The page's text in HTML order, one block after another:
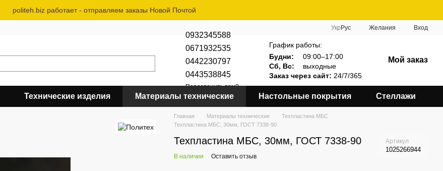
politeh.biz работает - отправляем заказы Новой Почтой
Укр Рус Желания Вход
0932345588
0671932535
0442230797
0443538845
Перезвонить вам?
График работы:
Будни:
09:00–17:00
Сб, Вс:
выходные
Заказ через сайт: 24/7/365
Мой заказ
Технические изделия Материалы технические Настольные покрытия Стеллажи
Главная Материалы технические
Техпластина МБС
Техпластина МБС, 30мм, ГОСТ 7338-90
Техпластина МБС, 30мм, ГОСТ 7338-90 Артикул
1025266944
В наличии Оставить отзыв